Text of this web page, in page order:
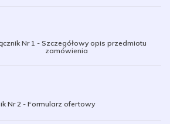
Nr 1 - Szczegółowy opis przedmiotu
zamówienia
Nr 2 - Formularz ofertowy